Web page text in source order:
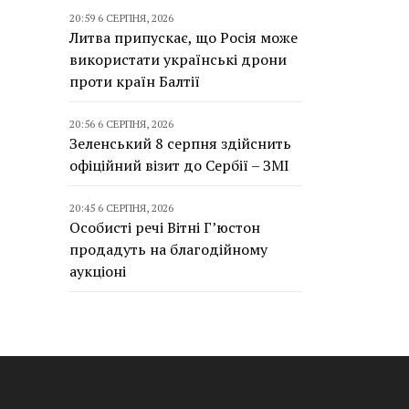
20:59 6 СЕРПНЯ, 2026
Литва припускає, що Росія може
використати українські дрони
проти країн Балтії
20:56 6 СЕРПНЯ, 2026
Зеленський 8 серпня здійснить
офіційний візит до Сербії – ЗМІ
20:45 6 СЕРПНЯ, 2026
Особисті речі Вітні Г’юстон
продадуть на благодійному
аукціоні